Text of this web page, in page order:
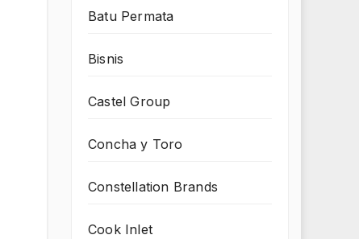
Batu Permata
Bisnis
Castel Group
Concha y Toro
Constellation Brands
Cook Inlet